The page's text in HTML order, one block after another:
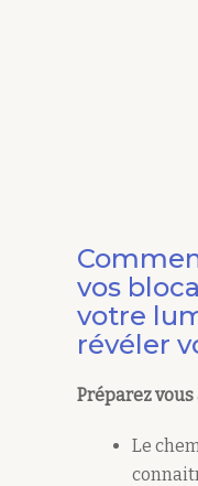
vos
votre
révéler
Préparez
Le